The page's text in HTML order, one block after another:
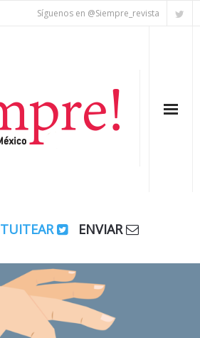
Síguenos en @Siempre_revista
TUITEAR
ENVIAR